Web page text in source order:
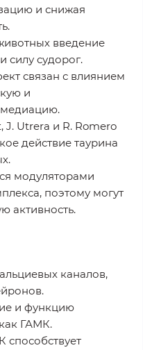
и снижая
введение
силу судорог.
связан с влиянием
и
J. Utrera и R. Romero
действие таурина
модуляторами
поэтому могут
активность.
каналов,
и функцию
ГАМК.